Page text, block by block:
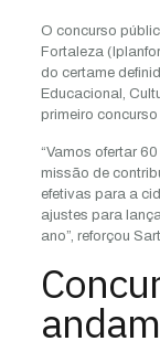
O concurso
Fortaleza
do certame
Educacional,
primeiro
“Vamos ofertar
missão de
efetivas para a
ajustes para
ano”, reforçou